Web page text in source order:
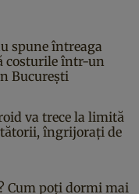
spune întreaga
costurile într-un
București
va trece la limită
îngrijorați de
Cum poți dormi mai